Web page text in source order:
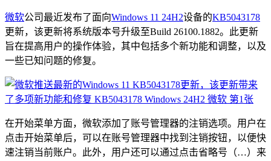
微软公司最近发布了面向Windows 11 24H2设备的KB5043178
更新，该更新将系统版本号升级至Build 26100.1882。此更新
旨在提高用户的操作体验，其中包括多个新功能和调整，以及
一些已知问题的修复。
在开始菜单方面，微软添加了账号管理器的注销选项。用户在
点击开始菜单后，可以在账号管理器中找到注销按钮，以便快
速注销当前账户。此外，用户还可以通过点击省略号（…）来